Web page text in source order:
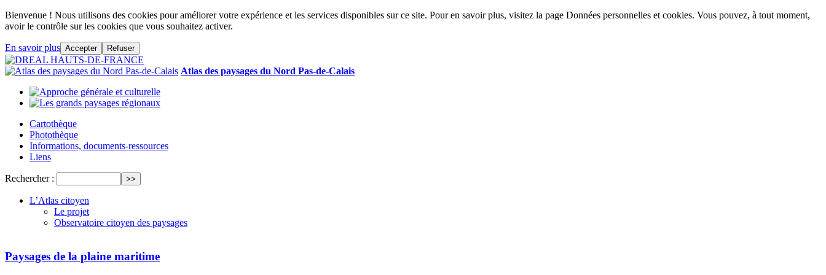
Bienvenue ! Nous utilisons des cookies pour améliorer votre expérience et les services disponibles sur ce site. Pour en savoir plus, visitez la page Données personnelles et cookies. Vous pouvez, à tout moment,
avoir le contrôle sur les cookies que vous souhaitez activer.
En savoir plus Accepter Refuser
Atlas des paysages du Nord Pas-de-Calais
Cartothèque
Photothèque
Informations, documents-ressources
Liens
Rechercher :
L’Atlas citoyen
Le projet
Observatoire citoyen des paysages
Paysages de la plaine maritime